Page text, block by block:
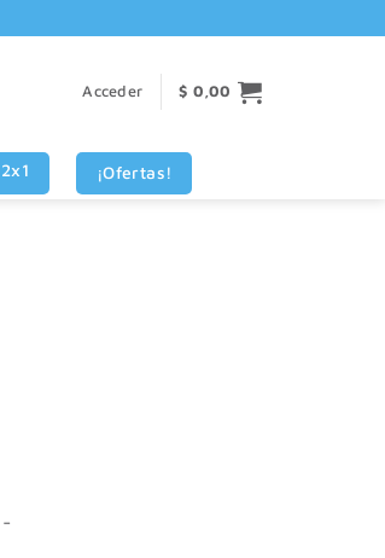
💳 3 CUOTAS SIN INTERES VISA - MASTERCARD
Acceder $ 0,00
2x1 ¡Ofertas!